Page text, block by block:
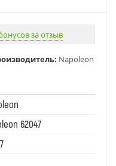
за отзыв
Napoleon
62047